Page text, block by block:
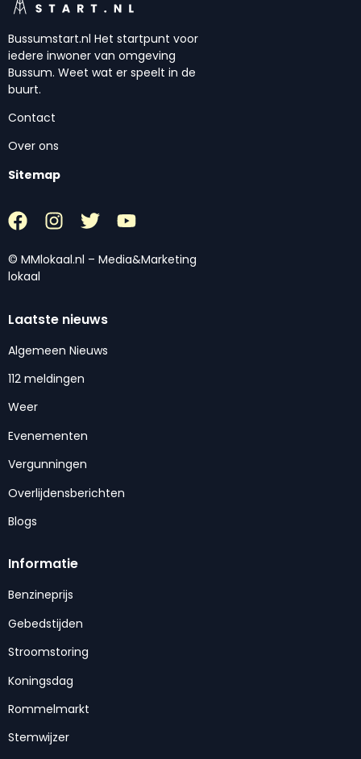
Bussumstart.nl Het startpunt voor
iedere inwoner van omgeving
Bussum. Weet wat er speelt in de
buurt.
Contact
Over ons
Sitemap
© MMlokaal.nl – Media&Marketing
lokaal
Laatste nieuws
Algemeen Nieuws
112 meldingen
Weer
Evenementen
Vergunningen
Overlijdensberichten
Blogs
Informatie
Benzineprijs
Gebedstijden
Stroomstoring
Koningsdag
Rommelmarkt
Stemwijzer